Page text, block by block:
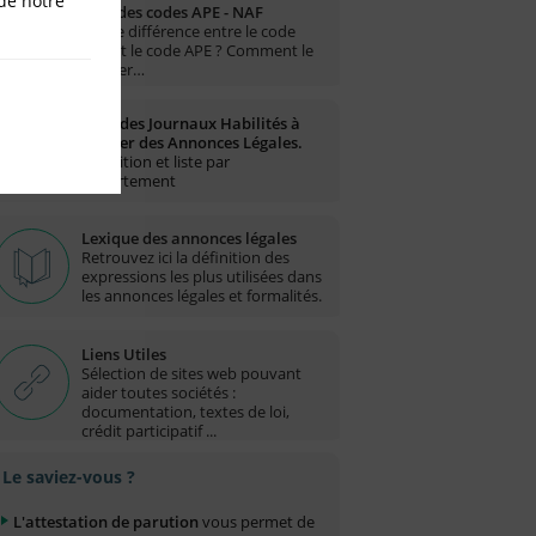
Liste des codes APE - NAF
Quelle différence entre le code
NAF et le code APE ? Comment le
trouver…
Liste des Journaux Habilités à
publier des Annonces Légales.
Définition et liste par
département
Lexique des annonces légales
Retrouvez ici la définition des
expressions les plus utilisées dans
les annonces légales et formalités.
Liens Utiles
Sélection de sites web pouvant
aider toutes sociétés :
documentation, textes de loi,
crédit participatif ...
Le saviez-vous ?
L'attestation de parution vous permet de